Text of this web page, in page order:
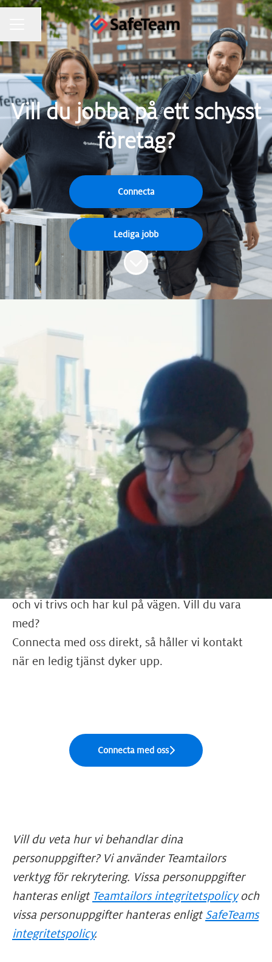
KARRIÄRMENY
Dela sidan
Vill du jobba på ett schysst
företag?
Connecta
Lediga jobb
Skrolla för mer innehåll
Välkommen till vår
karriärsida
SafeTeam är en arbetsplats där du kan växa och
trivas, med schyssta kollegor som har kul på
jobbet!
På SafeTeam skapar vi trygghet och säkerhet i
fastigheter genomlås ,passersystem
,
kamerabevakning ,dörrautomatik
inbrottsskyddochbrandskydd. Vi vet att man
kan göra fantastiska saker tillsammans när man
mår bra på sin arbetsplats. Vårt mål är
att leverera branschens bästa kundupplevelse –
och vi trivs och har kul på vägen. Vill du vara
med?
Connecta med oss direkt, så håller vi kontakt
när en ledig tjänst dyker upp.
Connecta med oss
Vill du veta hur vi behandlar dina
personuppgifter? Vi använder Teamtailors
verktyg för rekrytering. Vissa personuppgifter
hanteras enligt Teamtailors integritetspolicyoch
vissa personuppgifter hanteras enligtSafeTeams
integritetspolicy.